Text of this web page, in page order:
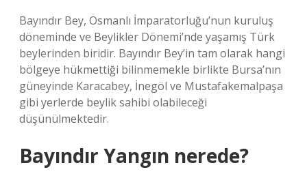
Bayındır Bey, Osmanlı İmparatorluğu’nun kuruluş
döneminde ve Beylikler Dönemi’nde yaşamış Türk
beylerinden biridir. Bayındır Bey’in tam olarak hangi
bölgeye hükmettiği bilinmemekle birlikte Bursa’nın
güneyinde Karacabey, İnegöl ve Mustafakemalpaşa
gibi yerlerde beylik sahibi olabileceği
düşünülmektedir.
Bayındır Yangın nerede?